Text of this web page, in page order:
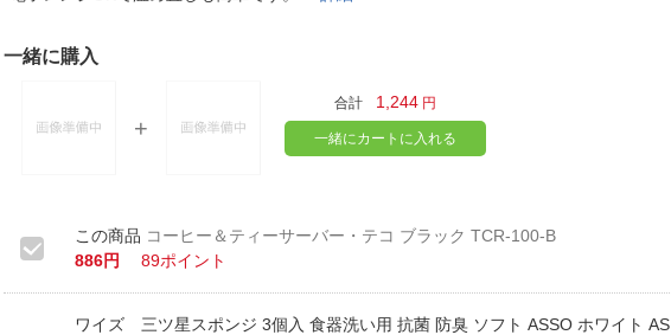
一緒に購入
合計 1,244 円
一緒にカートに入れる
コーヒー＆ティーサーバー・テコ ブラック TCR-100-B
886円
89ポイント
ワイズ 三ツ星スポンジ 3個入 食器洗い用 抗菌 防臭 ソフト ASSO ホワイト AS